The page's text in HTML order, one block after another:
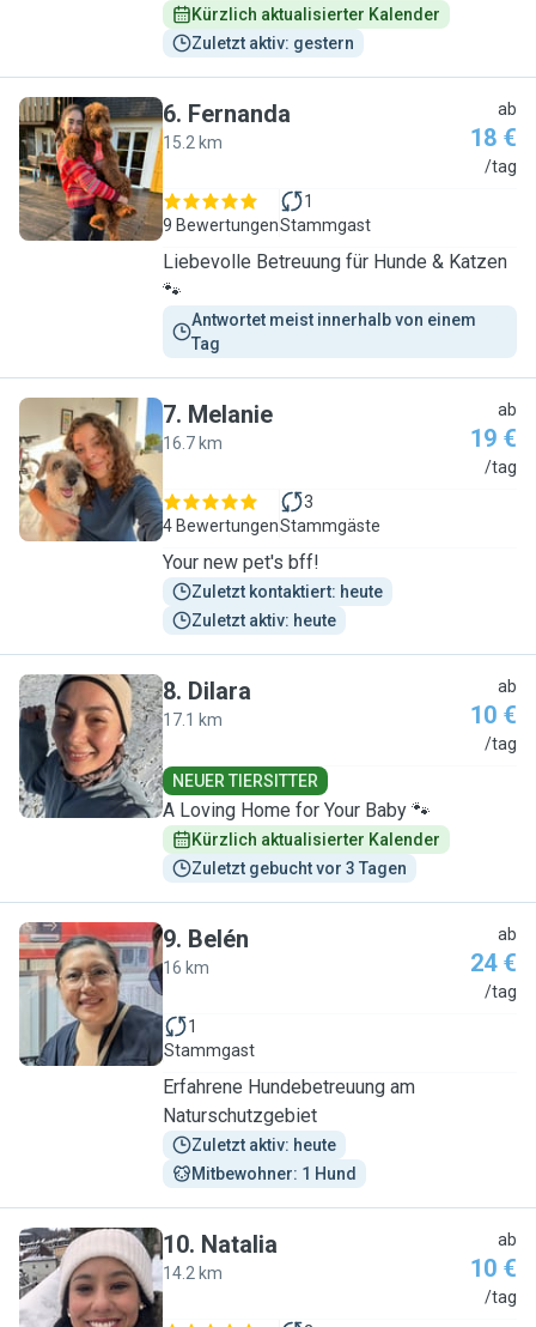
Kürzlich aktualisierter Kalender
Zuletzt aktiv: gestern
F
6. Fernanda
15.2 km
ab
18 €
/tag
9 Bewertungen
1
Stammgast
Liebevolle Betreuung für Hunde & Katzen
🐾
Antwortet meist innerhalb von einem
Tag
M
7. Melanie
16.7 km
ab
19 €
/tag
4 Bewertungen
3
Stammgäste
Your new pet's bff!
Zuletzt kontaktiert: heute
Zuletzt aktiv: heute
D
8. Dilara
17.1 km
ab
10 €
/tag
NEUER TIERSITTER
A Loving Home for Your Baby 🐾
Kürzlich aktualisierter Kalender
Zuletzt gebucht vor 3 Tagen
B
9. Belén
16 km
ab
24 €
/tag
1
Stammgast
Erfahrene Hundebetreuung am
Naturschutzgebiet
Zuletzt aktiv: heute
Mitbewohner: 1 Hund
N
10. Natalia
14.2 km
ab
10 €
/tag